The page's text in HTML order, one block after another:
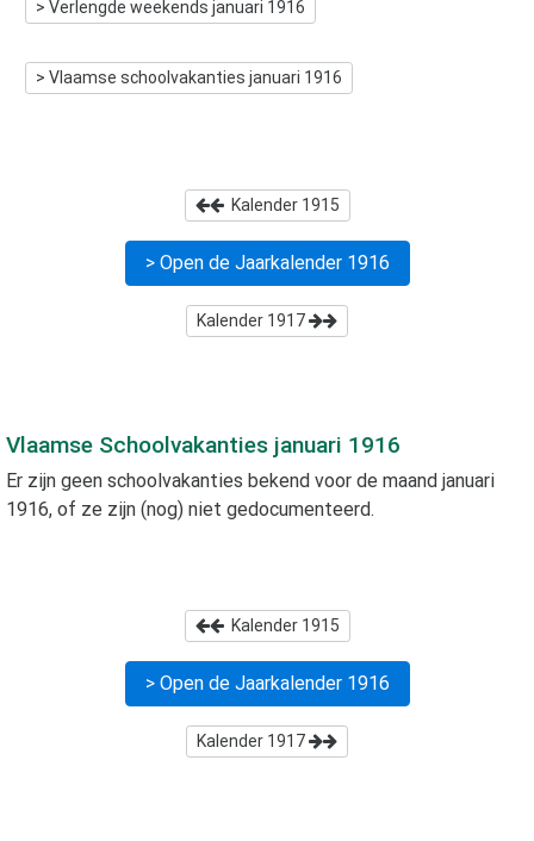
> Verlengde weekends januari 1916
> Vlaamse schoolvakanties januari 1916
Kalender 1915
> Open de Jaarkalender 1916
Kalender 1917
Vlaamse Schoolvakanties januari 1916
Er zijn geen schoolvakanties bekend voor de maand januari
1916, of ze zijn (nog) niet gedocumenteerd.
Kalender 1915
> Open de Jaarkalender 1916
Kalender 1917